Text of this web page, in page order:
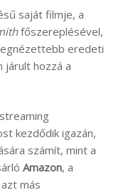
saját filmje, a
főszereplésével,
eredeti
hozzá a
kezdődik igazán,
számít, mint a
Amazon, a
más